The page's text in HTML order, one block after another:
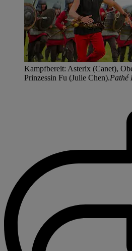
Kampfbereit: Asterix (Canet),
Prinzessin Fu (Julie Chen).Pathé